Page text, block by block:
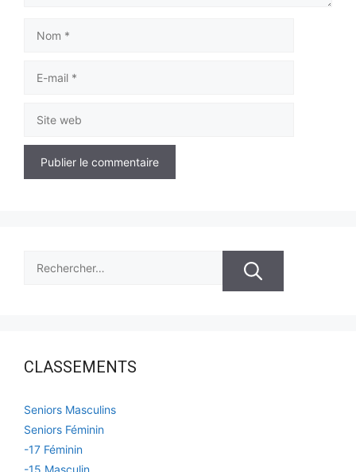
mail
web
CLASSEMENTS
Seniors Masculins
Seniors Féminin
-17 Féminin
-15 Masculin